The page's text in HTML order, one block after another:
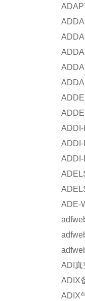
ADDA
ADDA
ADDA
ADDA
ADDA
ADDI-
ADDI-
ADDI-
ADE-
ADI 真
ADIX
ADIX